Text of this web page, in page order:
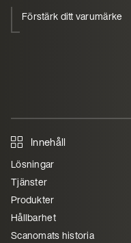
Förstärk ditt varumärke
Innehåll
Lösningar
Tjänster
Produkter
Hållbarhet
Scanomats historia